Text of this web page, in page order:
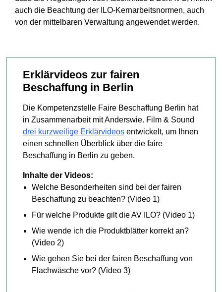
auch die Beachtung der ILO-Kernarbeitsnormen, auch
von der mittelbaren Verwaltung angewendet werden.
Erklärvideos zur fairen
Beschaffung in Berlin
Die Kompetenzstelle Faire Beschaffung Berlin hat
in Zusammenarbeit mit Anderswie. Film & Sound
drei kurzweilige Erklärvideos entwickelt, um Ihnen
einen schnellen Überblick über die faire
Beschaffung in Berlin zu geben.
Inhalte der Videos:
Welche Besonderheiten sind bei der fairen
Beschaffung zu beachten? (Video 1)
Für welche Produkte gilt die AV ILO? (Video 1)
Wie wende ich die Produktblätter korrekt an?
(Video 2)
Wie gehen Sie bei der fairen Beschaffung von
Flachwäsche vor? (Video 3)